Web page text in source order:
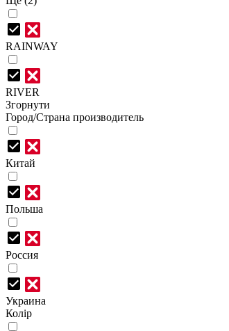
RAINWAY
RIVER
Згорнути
Город/Страна производитель
Китай
Польша
Россия
Украина
Колір